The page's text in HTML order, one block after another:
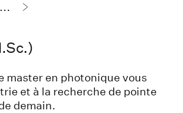
...
master en photonique vous
et à la recherche de pointe
demain.